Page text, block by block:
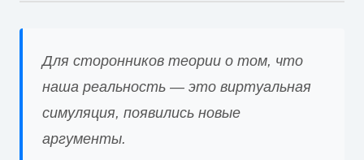
Для сторонников теории о том, что
наша реальность — это виртуальная
симуляция, появились новые
аргументы.